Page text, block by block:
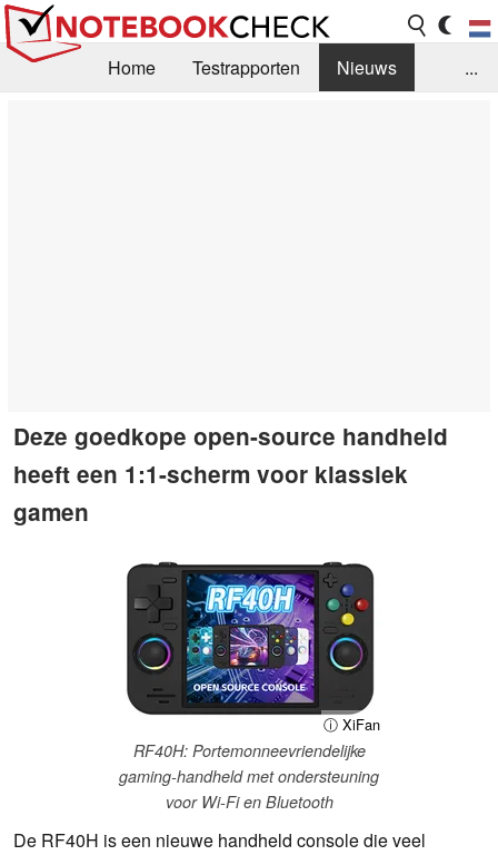
Home Testrapporten
Nieuws
...
Deze goedkope open-source handheld
heeft een 1:1-scherm voor klassiek
gamen
ⓘ XiFan
RF40H: Portemonneevriendelijke
gaming-handheld met ondersteuning
voor Wi-Fi en Bluetooth
De RF40H is een nieuwe handheld console die veel